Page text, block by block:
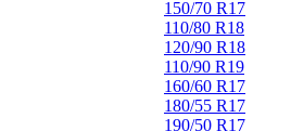
150/70 R17
110/80 R18
120/90 R18
110/90 R19
160/60 R17
180/55 R17
190/50 R17